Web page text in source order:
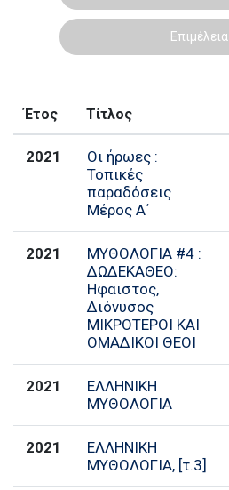
Επιμέλεια
Έτος Τίτλος
2021
Οι ήρωες :
Τοπικές
παραδόσεις
Μέρος Α΄
2021
ΜΥΘΟΛΟΓΙΑ #4 :
ΔΩΔΕΚΑΘΕΟ:
Ηφαιστος,
Διόνυσος
ΜΙΚΡΟΤΕΡΟΙ ΚΑΙ
ΟΜΑΔΙΚΟΙ ΘΕΟΙ
2021
ΕΛΛΗΝΙΚΗ
ΜΥΘΟΛΟΓΙΑ
2021
ΕΛΛΗΝΙΚΗ
ΜΥΘΟΛΟΓΙΑ, [τ.3]